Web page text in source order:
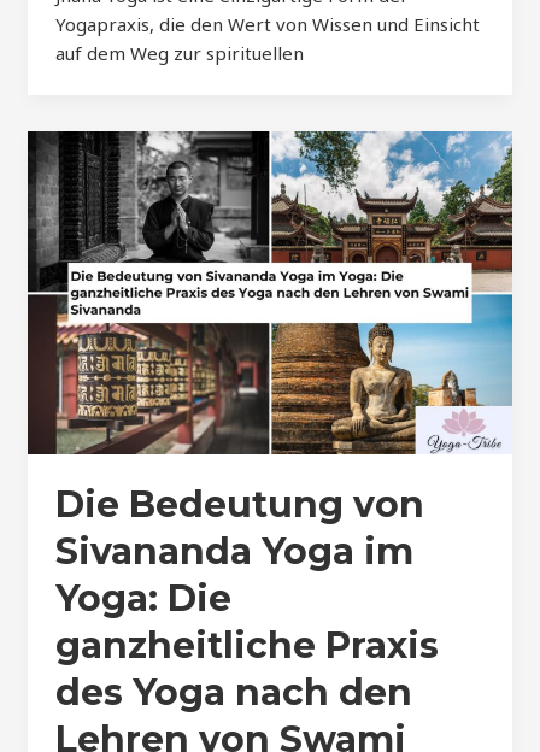
Yogapraxis, die den Wert von Wissen und Einsicht
auf dem Weg zur spirituellen
Die Bedeutung von
Sivananda Yoga im
Yoga: Die
ganzheitliche Praxis
des Yoga nach den
Lehren von Swami